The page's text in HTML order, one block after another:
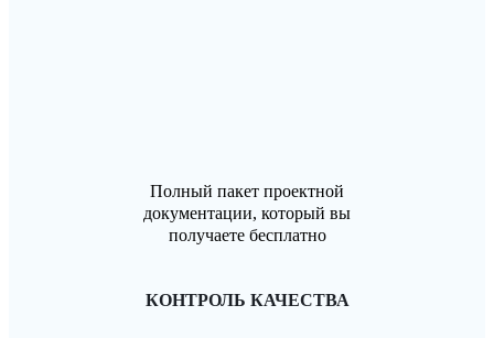
Полный пакет проектной
документации, который вы
получаете бесплатно
КОНТРОЛЬ КАЧЕСТВА